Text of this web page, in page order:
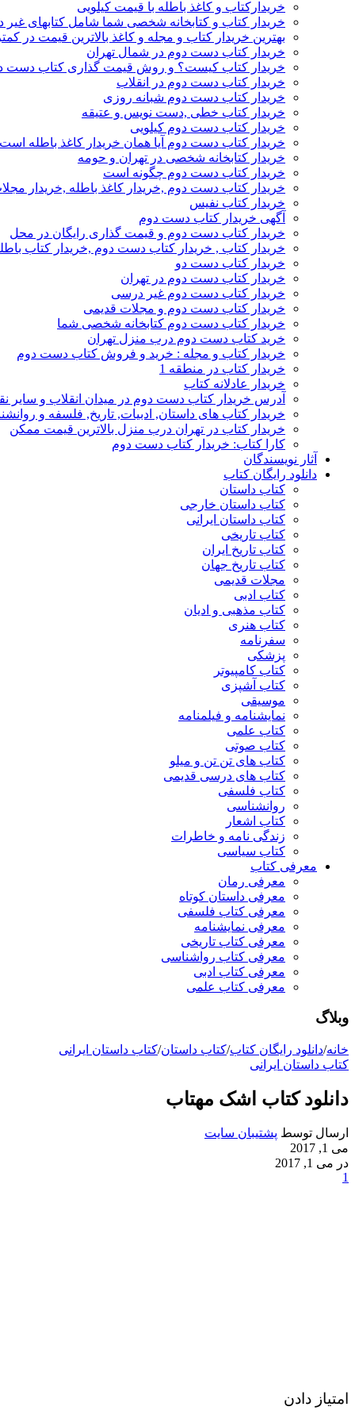
خریدارکتاب و کاغذ باطله با قیمت کیلویی
خریدار کتاب و کتابخانه شخصی شما شامل کتابهای
بهترین خریدار کتاب و مجله و کاغذ بالاترین قیمت در
خریدار کتاب دست دوم در شمال تهران
خریدار کتاب کیست؟ و روش قیمت گذاری کتاب دست
خریدار کتاب دست دوم در انقلاب
خریدار کتاب دست دوم شبانه روزی
خریدار کتاب خطی ,دست نویس و عتیقه
خریدار کتاب دست دوم کیلویی
خریدار کتاب دست دوم آیا همان خریدار کاغذ باطله
خریدار کتابخانه شخصی در تهران و حومه
خریدار کتاب دست دوم چگونه است
خریدار کتاب دست دوم ,خریدار کاغذ باطله ,خریدار
خریدار کتاب نفیس
آگهی خریدار کتاب دست دوم
خریدار کتاب دست دوم و قیمت گذاری رایگان در محل
خریدار کتاب , خریدار کتاب دست دوم ,خریدار کتاب
خریدار کتاب دست دو
خریدار کتاب دست دوم در تهران
خریدار کتاب دست دوم غیر درسی
خریدار کتاب دست دوم و مجلات قدیمی
خریدار کتاب دست دوم کتابخانه شخصی شما
خرید کتاب دست دوم درب منزل تهران
خریدار کتاب و مجله : خرید و فروش کتاب دست دوم
خریدار کتاب در منطقه 1
خریدار عادلانه کتاب
آدرس خریدار کتاب دست دوم در میدان انقلاب و سایر
خریدار کتاب های داستان, ادبیات, تاریخ, فلسفه و
خریدار کتاب در تهران درب منزل بالاترین قیمت ممکن
کارا کتاب: خریدار کتاب دست دوم
آثار نویسندگان
دانلود رایگان کتاب
کتاب داستان
کتاب داستان خارجی
کتاب داستان ایرانی
کتاب تاریخی
کتاب تاریخ ایران
کتاب تاریخ جهان
مجلات قدیمی
کتاب ادبی
کتاب مذهبی و ادیان
کتاب هنری
سفرنامه
پزشکی
کتاب کامپیوتر
کتاب آشپزی
موسیقی
نمایشنامه و فیلمنامه
کتاب علمی
کتاب صوتی
کتاب های تن تن و میلو
کتاب های درسی قدیمی
کتاب فلسفی
روانشناسی
کتاب اشعار
زندگی نامه و خاطرات
کتاب سیاسی
معرفی کتاب
معرفی رمان
معرفی داستان کوتاه
معرفی کتاب فلسفی
معرفی نمایشنامه
معرفی کتاب تاریخی
معرفی کتاب رواشناسی
معرفی کتاب ادبی
معرفی کتاب علمی
وبلاگ
خانه/دانلود رایگان کتاب/کتاب داستان/کتاب داستان ایرانی
کتاب داستان ایرانی
دانلود کتاب اشک مهتاب
ارسال توسط پشتیبان سایت
می 1, 2017
در می 1, 2017
1
امتیاز دادن